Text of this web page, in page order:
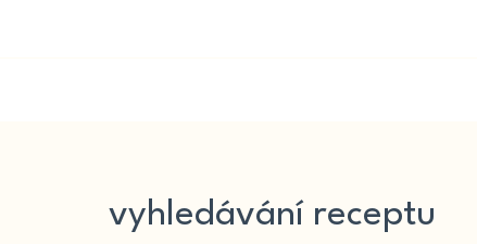
vyhledávání receptu